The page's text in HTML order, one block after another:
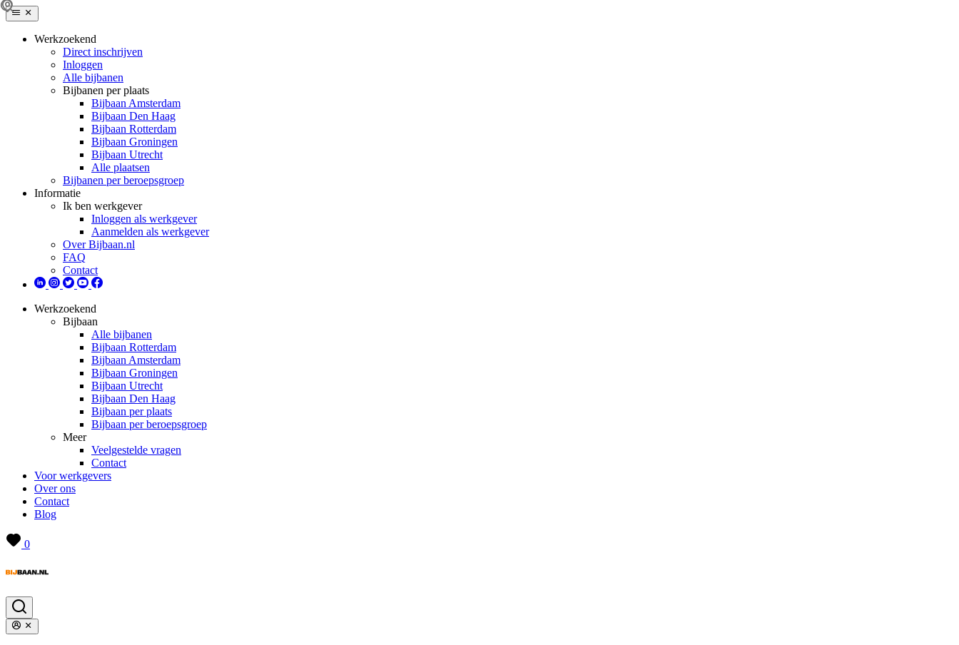
Werkzoekend
Direct inschrijven
Inloggen
Alle bijbanen
Bijbanen per plaats
Bijbaan Amsterdam
Bijbaan Den Haag
Bijbaan Rotterdam
Bijbaan Groningen
Bijbaan Utrecht
Alle plaatsen
Bijbanen per beroepsgroep
Informatie
Ik ben werkgever
Inloggen als werkgever
Aanmelden als werkgever
Over Bijbaan.nl
FAQ
Contact
Werkzoekend
Bijbaan
Alle bijbanen
Bijbaan Rotterdam
Bijbaan Amsterdam
Bijbaan Groningen
Bijbaan Utrecht
Bijbaan Den Haag
Bijbaan per plaats
Bijbaan per beroepsgroep
Meer
Veelgestelde vragen
Contact
Voor werkgevers
Over ons
Contact
Blog
0